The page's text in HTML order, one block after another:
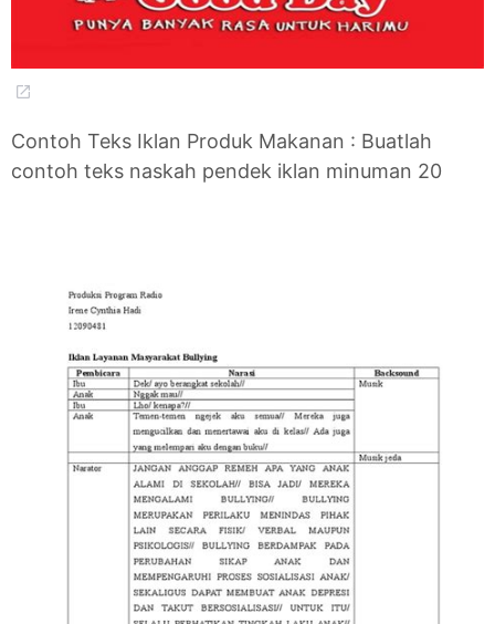
Contoh Teks Iklan Produk Makanan : Buatlah
contoh teks naskah pendek iklan minuman 20